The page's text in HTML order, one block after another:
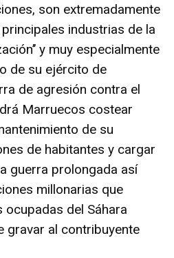
son extremadamente
industrias de la
y muy especialmente
de su ejército de
de agresión contra el
Marruecos costear
de su
de habitantes y cargar
guerra prolongada así
millonarias que
ocupadas del Sáhara
gravar al contribuyente